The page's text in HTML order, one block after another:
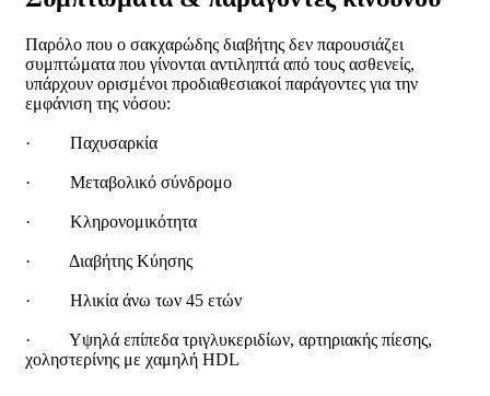
Παρόλο που ο σακχαρώδης διαβήτης δεν παρουσιάζει
συμπτώματα που γίνονται αντιληπτά από τους ασθενείς,
υπάρχουν ορισμένοι προδιαθεσιακοί παράγοντες για την
εμφάνιση της νόσου:
· Παχυσαρκία
· Μεταβολικό σύνδρομο
· Κληρονομικότητα
· Διαβήτης Κύησης
· Ηλικία άνω των 45 ετών
· Υψηλά επίπεδα τριγλυκεριδίων, αρτηριακής πίεσης,
χοληστερίνης με χαμηλή HDL